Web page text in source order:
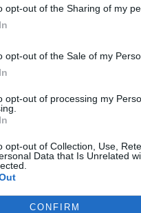
opt-out of the Sharing of my
opt-out of the Sale of my
opt-out of processing my
opt-out of Collection, Use,
Data that Is Unrelated
CONFIRM
είμαι εδώ για να μοιράσω
σε μπουντρούμια
αυτά με ένα ανησυχητικά